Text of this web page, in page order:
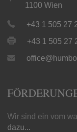
1100 Wien
+43 1 505 27
+43 1 505 27
Wir sind ein vom
dazu...